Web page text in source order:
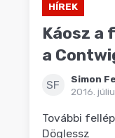
HÍREK
Káosz a
a
SF
Simon
2016.
További
Döglessz